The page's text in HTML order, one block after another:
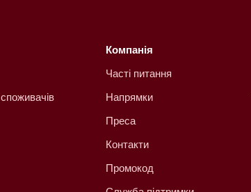
Компанія
Часті питання
Напрямки
Преса
Контакти
Промокод